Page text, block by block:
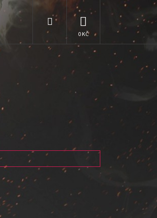
NÁKUPNÍ